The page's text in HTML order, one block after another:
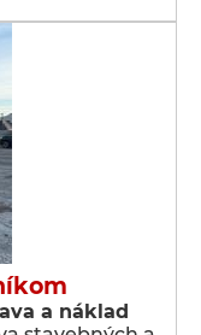
a náklad